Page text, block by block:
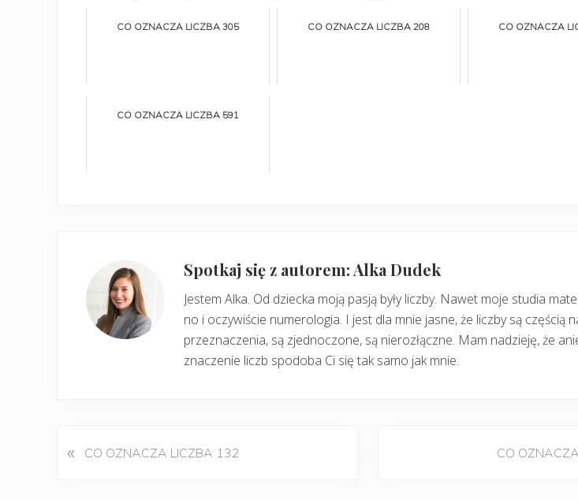
CO OZNACZA LICZBA 305 CO OZNACZA LICZBA 208 CO OZNACZA
CO OZNACZA LICZBA 591
Spotkaj się z autorem: Alka Dudek
Jestem Alka. Od dziecka moją pasją były liczby. Nawet moje studia
no i oczywiście numerologia. I jest dla mnie jasne, że liczby są częścią
przeznaczenia, są zjednoczone, są nierozłączne. Mam nadzieję, że
znaczenie liczb spodoba Ci się tak samo jak mnie.
P
« CO OZNACZA LICZBA 132 CO